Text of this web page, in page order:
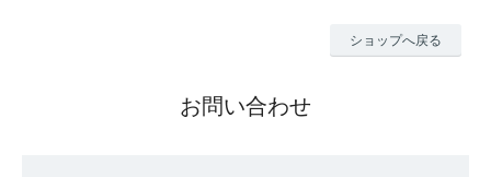
ショップへ戻る
お問い合わせ